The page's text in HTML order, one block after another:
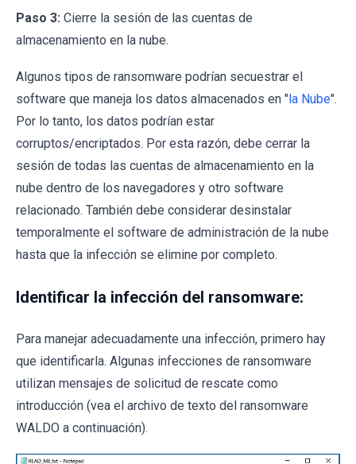
Paso 3: Cierre la sesión de las cuentas de
almacenamiento en la nube.
Algunos tipos de ransomware podrían secuestrar el
software que maneja los datos almacenados en "la Nube".
Por lo tanto, los datos podrían estar
corruptos/encriptados. Por esta razón, debe cerrar la
sesión de todas las cuentas de almacenamiento en la
nube dentro de los navegadores y otro software
relacionado. También debe considerar desinstalar
temporalmente el software de administración de la nube
hasta que la infección se elimine por completo.
Identificar la infección del ransomware:
Para manejar adecuadamente una infección, primero hay
que identificarla. Algunas infecciones de ransomware
utilizan mensajes de solicitud de rescate como
introducción (vea el archivo de texto del ransomware
WALDO a continuación).